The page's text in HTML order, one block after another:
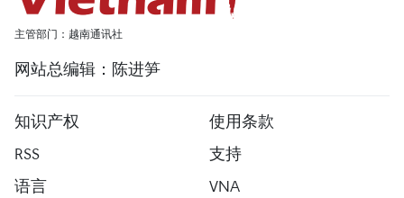
主管部门：越南通讯社
网站总编辑：陈进笋
知识产权
使用条款
RSS
支持
语言
VNA